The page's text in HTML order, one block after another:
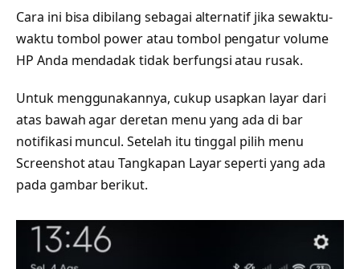
Cara ini bisa dibilang sebagai alternatif jika sewaktu-
waktu tombol power atau tombol pengatur volume
HP Anda mendadak tidak berfungsi atau rusak.
Untuk menggunakannya, cukup usapkan layar dari
atas bawah agar deretan menu yang ada di bar
notifikasi muncul. Setelah itu tinggal pilih menu
Screenshot atau Tangkapan Layar seperti yang ada
pada gambar berikut.